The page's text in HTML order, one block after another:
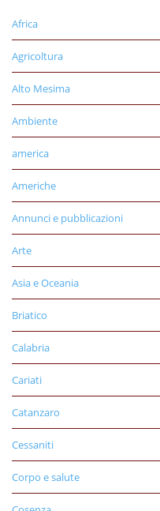
Africa
Agricoltura
Alto Mesima
Ambiente
america
Americhe
Annunci e pubblicazioni
Arte
Asia e Oceania
Briatico
Calabria
Cariati
Catanzaro
Cessaniti
Corpo e salute